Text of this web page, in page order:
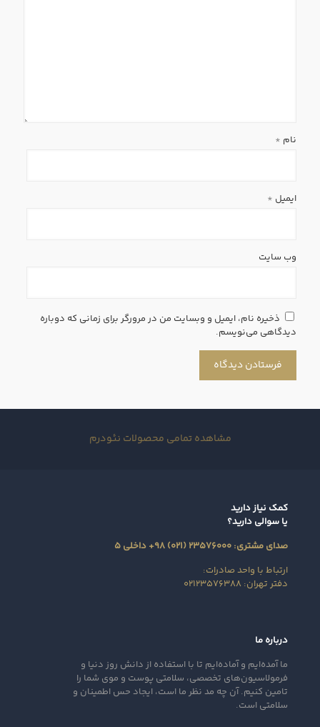
نام *
ایمیل *
وب‌ سایت
ذخیره نام، ایمیل و وبسایت من در مرورگر برای زمانی که دوباره
دیدگاهی می‌نویسم.
مشاهده تمامی محصولات نئودرم
کمک نیاز دارید
یا سوالی دارید؟
صدای مشتری: ۲۳۵۷۶۰۰۰ (۰۲۱) ۹۸+ داخلی ۵
ارتباط با واحد صادرات:
دفتر تهران: ۰۲۱۲۳۵۷۶۳۸۸
درباره ما
ما آمده‌ایم و آماده‌ایم تا با استفاده از دانش روز دنیا و
فرمولاسیون‌های تخصصی، سلامتی پوست و موی شما را
تامین کنیم. آن‌ چه مد نظر ما است، ایجاد حس اطمینان و
سلامتی است.